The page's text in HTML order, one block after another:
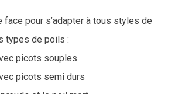
face pour s’adapter à tous styles de
types de poils :
picots souples
picots semi durs